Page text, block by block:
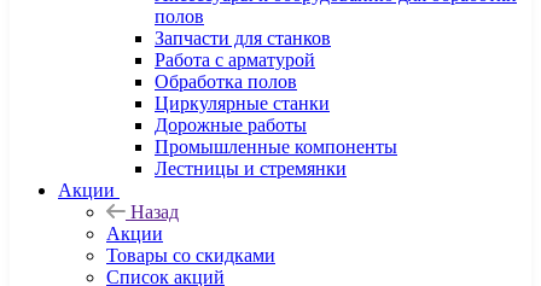
полов
Запчасти для станков
Работа с арматурой
Обработка полов
Циркулярные станки
Дорожные работы
Промышленные компоненты
Лестницы и стремянки
Акции
Назад
Акции
Товары со скидками
Список акций